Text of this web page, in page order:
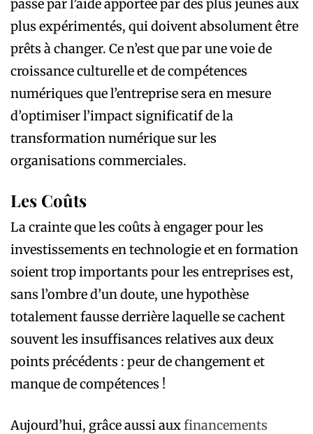
passe par l’aide apportée par des plus jeunes aux
plus expérimentés, qui doivent absolument être
prêts à changer. Ce n’est que par une voie de
croissance culturelle et de compétences
numériques que l’entreprise sera en mesure
d’optimiser l’impact significatif de la
transformation numérique sur les
organisations commerciales.
Les Coûts
La crainte que les coûts à engager pour les
investissements en technologie et en formation
soient trop importants pour les entreprises est,
sans l’ombre d’un doute, une hypothèse
totalement fausse derrière laquelle se cachent
souvent les insuffisances relatives aux deux
points précédents : peur de changement et
manque de compétences !
Aujourd’hui, grâce aussi auxfinancements